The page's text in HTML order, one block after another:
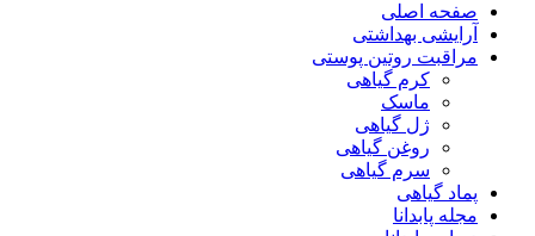
صفحه اصلی
آرایشی بهداشتی
مراقبت روتین پوستی
کرم گیاهی
ماسک
ژل گیاهی
روغن گیاهی
سرم گیاهی
پماد گیاهی
مجله پابدانا